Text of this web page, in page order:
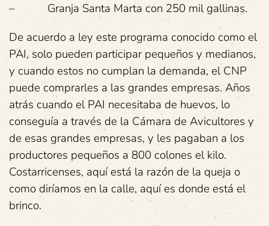
– Granja Santa Marta con 250 mil gallinas.
De acuerdo a ley este programa conocido como el
PAI, solo pueden participar pequeños y medianos,
y cuando estos no cumplan la demanda, el CNP
puede comprarles a las grandes empresas. Años
atrás cuando el PAI necesitaba de huevos, lo
conseguía a través de la Cámara de Avicultores y
de esas grandes empresas, y les pagaban a los
productores pequeños a 800 colones el kilo.
Costarricenses, aquí está la razón de la queja o
como diríamos en la calle, aquí es donde está el
brinco.